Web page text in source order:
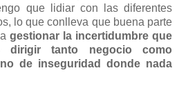
que lidiar con las diferentes
lo que conlleva que buena parte
gestionar la incertidumbre que
tanto negocio como
de inseguridad donde nada